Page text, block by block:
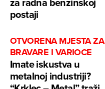
postaji
OTVORENA MJESTA ZA
BRAVARE I VARIOCE
Imate iskustva u
metalnoj industriji?